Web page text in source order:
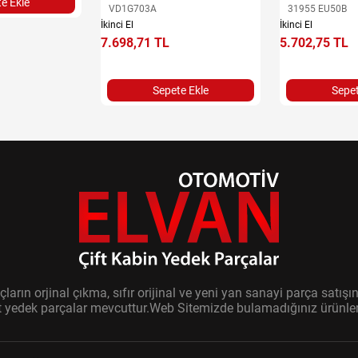
VD1G703A
İkinci El
7.698,71 TL
Sepete Ekle
31955 EU50B
İkinci El
5.702,75 TL
orjinal çıkma, sıfır orijinal ve yeni yan sanayi parça
parçalar mevcuttur.Web Sitemizde bulamadığınız